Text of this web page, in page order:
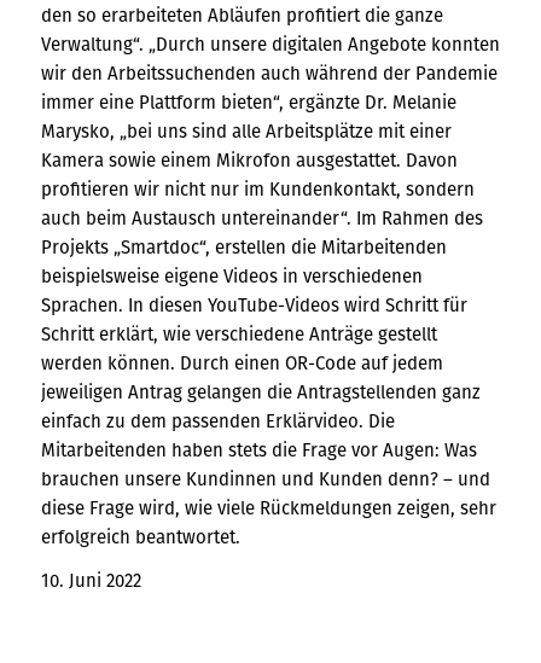
den so erarbeiteten Abläufen profitiert die ganze
Verwaltung“. „Durch unsere digitalen Angebote konnten
wir den Arbeitssuchenden auch während der Pandemie
immer eine Plattform bieten“, ergänzte Dr. Melanie
Marysko, „bei uns sind alle Arbeitsplätze mit einer
Kamera sowie einem Mikrofon ausgestattet. Davon
profitieren wir nicht nur im Kundenkontakt, sondern
auch beim Austausch untereinander“. Im Rahmen des
Projekts „Smartdoc“, erstellen die Mitarbeitenden
beispielsweise eigene Videos in verschiedenen
Sprachen. In diesen YouTube-Videos wird Schritt für
Schritt erklärt, wie verschiedene Anträge gestellt
werden können. Durch einen OR-Code auf jedem
jeweiligen Antrag gelangen die Antragstellenden ganz
einfach zu dem passenden Erklärvideo. Die
Mitarbeitenden haben stets die Frage vor Augen: Was
brauchen unsere Kundinnen und Kunden denn? – und
diese Frage wird, wie viele Rückmeldungen zeigen, sehr
erfolgreich beantwortet.
10. Juni 2022